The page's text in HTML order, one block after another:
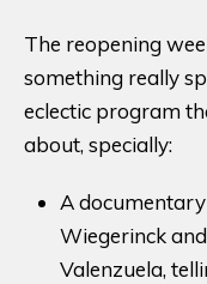
The reopening
something really
eclectic program
about, specially:
A
Wiegerinck
Valenzuela,